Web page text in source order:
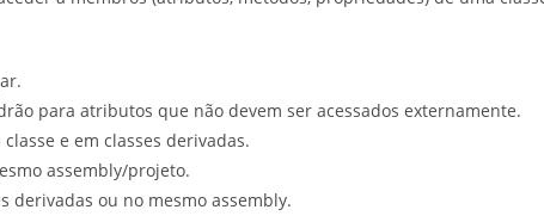
para atributos que não devem ser acessados externamente.
e em classes derivadas.
assembly/projeto.
derivadas ou no mesmo assembly.